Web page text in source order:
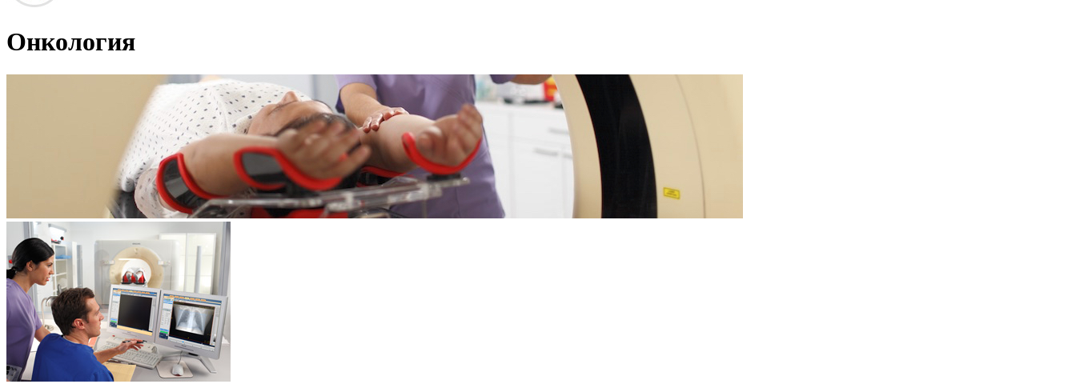
Онкология